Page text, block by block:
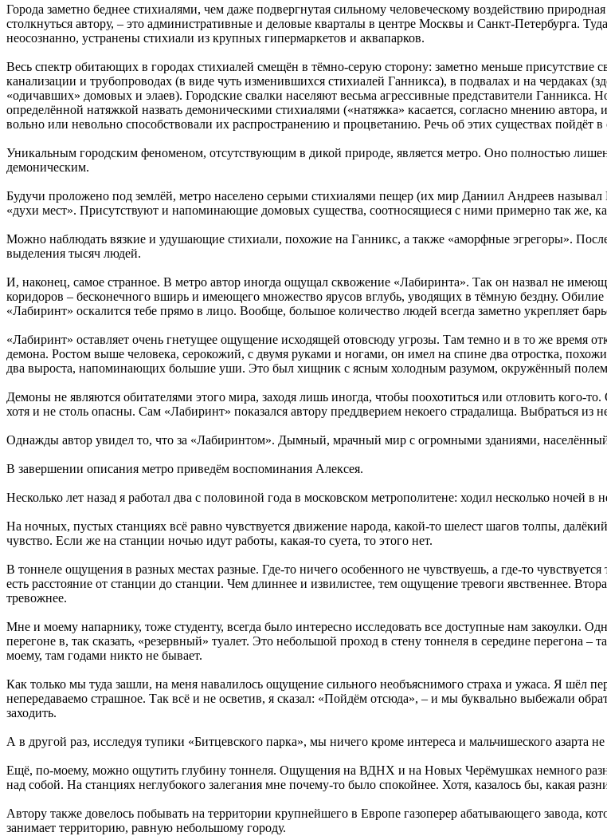
Города заметно беднее стихиалями, чем даже подвергнутая сильному человеческому воздействию
столкнуться автору, – это административные и деловые кварталы в центре Москвы и Санкт-Петербурга.
неосознанно, устранены стихиали из крупных гипермаркетов и аквапарков.
Весь спектр обитающих в городах стихиалей смещён в тёмно-серую сторону: заметно меньше присутствие
канализации и трубопроводах (в виде чуть изменившихся стихиалей Ганникса), в подвалах и на чердаках
«одичавших» домовых и элаев). Городские свалки населяют весьма агрессивные представители Ганникса.
определённой натяжкой назвать демоническими стихиалями («натяжка» касается, согласно мнению
вольно или невольно способствовали их распространению и процветанию. Речь об этих существах пойдёт
Уникальным городским феноменом, отсутствующим в дикой природе, является метро. Оно полностью
демоническим.
Будучи проложено под землёй, метро населено серыми стихиалями пещер (их мир Даниил Андреев
«духи мест». Присутствуют и напоминающие домовых существа, соотносящиеся с ними примерно так же,
Можно наблюдать вязкие и удушающие стихиали, похожие на Ганникс, а также «аморфные эгрегоры».
выделения тысяч людей.
И, наконец, самое странное. В метро автор иногда ощущал сквожение «Лабиринта». Так он назвал не
коридоров – бесконечного вширь и имеющего множество ярусов вглубь, уводящих в тёмную бездну.
«Лабиринт» оскалится тебе прямо в лицо. Вообще, большое количество людей всегда заметно укрепляет
«Лабиринт» оставляет очень гнетущее ощущение исходящей отовсюду угрозы. Там темно и в то же время
демона. Ростом выше человека, серокожий, с двумя руками и ногами, он имел на спине два отростка,
два выроста, напоминающих большие уши. Это был хищник с ясным холодным разумом, окружённый полем
Демоны не являются обитателями этого мира, заходя лишь иногда, чтобы поохотиться или отловить
хотя и не столь опасны. Сам «Лабиринт» показался автору преддверием некоего страдалища. Выбраться из
Однажды автор увидел то, что за «Лабиринтом». Дымный, мрачный мир с огромными зданиями,
В завершении описания метро приведём воспоминания Алексея.
Несколько лет назад я работал два с половиной года в московском метрополитене: ходил несколько ночей
На ночных, пустых станциях всё равно чувствуется движение народа, какой-то шелест шагов толпы,
чувство. Если же на станции ночью идут работы, какая-то суета, то этого нет.
В тоннеле ощущения в разных местах разные. Где-то ничего особенного не чувствуешь, а где-то
есть расстояние от станции до станции. Чем длиннее и извилистее, тем ощущение тревоги явственнее.
тревожнее.
Мне и моему напарнику, тоже студенту, всегда было интересно исследовать все доступные нам закоулки.
перегоне в, так сказать, «резервный» туалет. Это небольшой проход в стену тоннеля в середине перегона
моему, там годами никто не бывает.
Как только мы туда зашли, на меня навалилось ощущение сильного необъяснимого страха и ужаса. Я шёл
непередаваемо страшное. Так всё и не осветив, я сказал: «Пойдём отсюда», – и мы буквально выбежали
заходить.
А в другой раз, исследуя тупики «Битцевского парка», мы ничего кроме интереса и мальчишеского азарта
Ещё, по-моему, можно ощутить глубину тоннеля. Ощущения на ВДНХ и на Новых Черёмушках немного
над собой. На станциях неглубокого залегания мне почему-то было спокойнее. Хотя, казалось бы, какая
Автору также довелось побывать на территории крупнейшего в Европе газоперер абатывающего завода,
занимает территорию, равную небольшому городу.